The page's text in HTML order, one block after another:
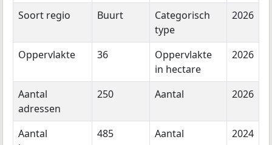
Soort regio Buurt
Categorisch
type
2026
Oppervlakte 36
Oppervlakte
in hectare
2026
Aantal
adressen
250 Aantal 2026
Aantal
485 Aantal 2024